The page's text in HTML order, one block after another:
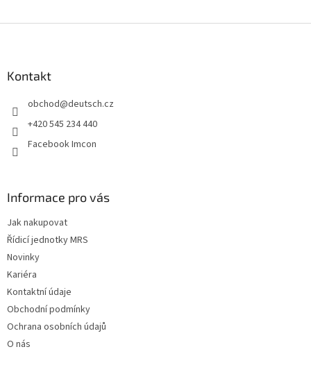
Kontakt
obchod@deutsch.cz
+420 545 234 440
Facebook Imcon
Informace pro vás
Jak nakupovat
Řídicí jednotky MRS
Novinky
Kariéra
Kontaktní údaje
Obchodní podmínky
Ochrana osobních údajů
O nás